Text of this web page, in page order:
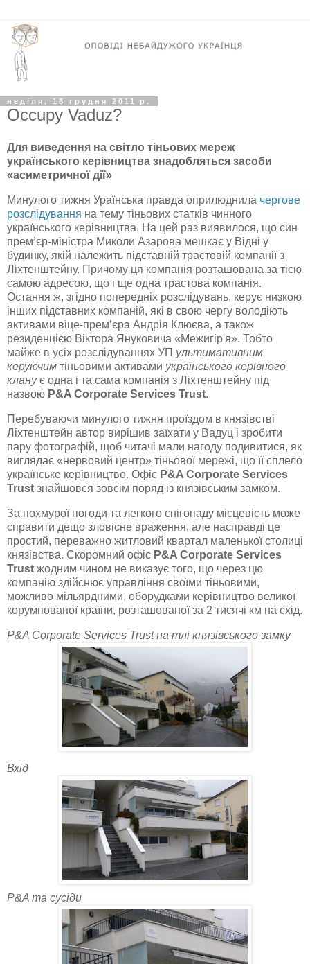
неділя, 18 грудня 2011 р.
Occupy Vaduz?
Для виведення на світло тіньових мереж
українського керівництва знадобляться засоби
«асиметричної дії»
Минулого тижня Ураїнська правда оприлюднила чергове
розслідування на тему тіньових статків чинного
українського керівництва. На цей раз виявилося, що син
прем’єр-міністра Миколи Азарова мешкає у Відні у
будинку, якій належить підставній трастовій компанії з
Ліхтенштейну. Причому ця компанія розташована за тією
самою адресою, що і ще одна трастова компанія.
Остання ж, згідно попередніх розслідувань, керує низкою
інших підставних компаній, які в свою чергу володіють
активами віце-прем’єра Андрія Клюєва, а також
резиденцією Віктора Януковича «Межигір'я». Тобто
майже в усіх розслідуваннях УП ультимативним
керуючим тіньовими активами українського керівного
кланує одна і та сама компанія з Ліхтенштейну під
назвою P&A Corporate Services Trust.
Перебуваючи минулого тижня проїздом в князівстві
Ліхтенштейн автор вирішив заїхати у Вадуц і зробити
пару фотографій, щоб читачі мали нагоду подивитися, як
виглядає «нервовий центр» тіньової мережі, що її сплело
українське керівництво. Офіс P&A Corporate Services
Trust знайшовся зовсім поряд із князівським замком.
За похмурої погоди та легкого снігопаду місцевість може
справити дещо зловісне враження, але насправді це
простий, переважно житловий квартал маленької столиці
князівства. Скоромний офіс P&A Corporate Services
Trust жодним чином не виказує того, що через цю
компанію здійснює управління своїми тіньовими,
можливо мільярдними, оборудками керівництво великої
корумпованої країни, розташованої за 2 тисячі км на схід.
P&A Corporate Services Trustна тлі князівського замку
Вхід
P&A та сусіди